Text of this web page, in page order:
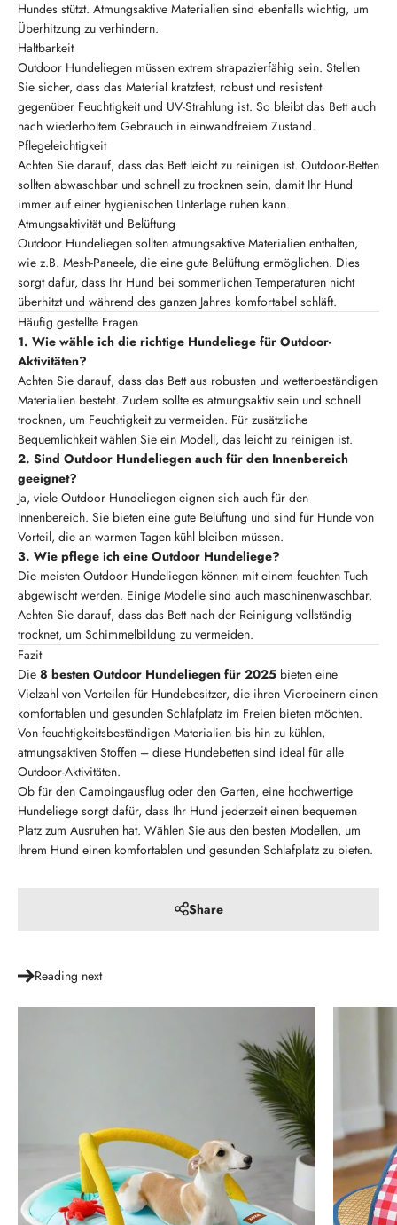
Hundes stützt. Atmungsaktive Materialien sind ebenfalls wichtig, um
Überhitzung zu verhindern.
Haltbarkeit
Outdoor Hundeliegen müssen extrem strapazierfähig sein. Stellen
Sie sicher, dass das Material kratzfest, robust und resistent
gegenüber Feuchtigkeit und UV-Strahlung ist. So bleibt das Bett auch
nach wiederholtem Gebrauch in einwandfreiem Zustand.
Pflegeleichtigkeit
Achten Sie darauf, dass das Bett leicht zu reinigen ist. Outdoor-Betten
sollten abwaschbar und schnell zu trocknen sein, damit Ihr Hund
immer auf einer hygienischen Unterlage ruhen kann.
Atmungsaktivität und Belüftung
Outdoor Hundeliegen sollten atmungsaktive Materialien enthalten,
wie z.B. Mesh-Paneele, die eine gute Belüftung ermöglichen. Dies
sorgt dafür, dass Ihr Hund bei sommerlichen Temperaturen nicht
überhitzt und während des ganzen Jahres komfortabel schläft.
Häufig gestellte Fragen
1. Wie wähle ich die richtige Hundeliege für Outdoor-
Aktivitäten?
Achten Sie darauf, dass das Bett aus robusten und wetterbeständigen
Materialien besteht. Zudem sollte es atmungsaktiv sein und schnell
trocknen, um Feuchtigkeit zu vermeiden. Für zusätzliche
Bequemlichkeit wählen Sie ein Modell, das leicht zu reinigen ist.
2. Sind Outdoor Hundeliegen auch für den Innenbereich
geeignet?
Ja, viele Outdoor Hundeliegen eignen sich auch für den
Innenbereich. Sie bieten eine gute Belüftung und sind für Hunde von
Vorteil, die an warmen Tagen kühl bleiben müssen.
3. Wie pflege ich eine Outdoor Hundeliege?
Die meisten Outdoor Hundeliegen können mit einem feuchten Tuch
abgewischt werden. Einige Modelle sind auch maschinenwaschbar.
Achten Sie darauf, dass das Bett nach der Reinigung vollständig
trocknet, um Schimmelbildung zu vermeiden.
Fazit
Die 8 besten Outdoor Hundeliegen für 2025 bieten eine
Vielzahl von Vorteilen für Hundebesitzer, die ihren Vierbeinern einen
komfortablen und gesunden Schlafplatz im Freien bieten möchten.
Von feuchtigkeitsbeständigen Materialien bis hin zu kühlen,
atmungsaktiven Stoffen – diese Hundebetten sind ideal für alle
Outdoor-Aktivitäten.
Ob für den Campingausflug oder den Garten, eine hochwertige
Hundeliege sorgt dafür, dass Ihr Hund jederzeit einen bequemen
Platz zum Ausruhen hat. Wählen Sie aus den besten Modellen, um
Ihrem Hund einen komfortablen und gesunden Schlafplatz zu bieten.
Share
Reading next